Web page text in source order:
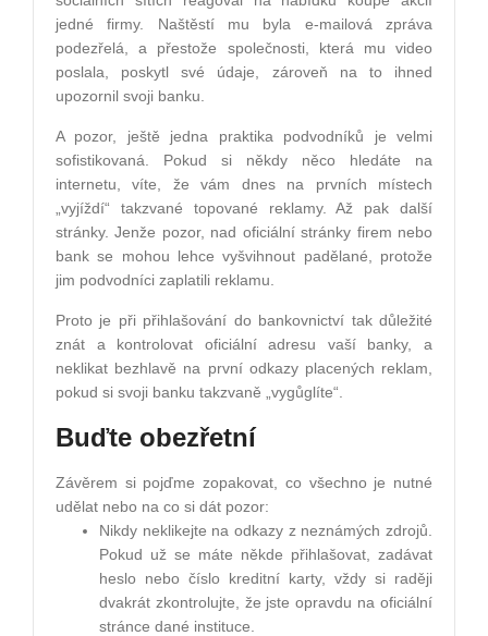
jedné firmy. Naštěstí mu byla e-mailová zpráva
podezřelá, a přestože společnosti, která mu video
poslala, poskytl své údaje, zároveň na to ihned
upozornil svoji banku.
A pozor, ještě jedna praktika podvodníků je velmi
sofistikovaná. Pokud si někdy něco hledáte na
internetu, víte, že vám dnes na prvních místech
„vyjíždí“ takzvané topované reklamy. Až pak další
stránky. Jenže pozor, nad oficiální stránky firem nebo
bank se mohou lehce vyšvihnout padělané, protože
jim podvodníci zaplatili reklamu.
Proto je při přihlašování do bankovnictví tak důležité
znát a kontrolovat oficiální adresu vaší banky, a
neklikat bezhlavě na první odkazy placených reklam,
pokud si svoji banku takzvaně „vygůglíte“.
Buďte obezřetní
Závěrem si pojďme zopakovat, co všechno je nutné
udělat nebo na co si dát pozor:
Nikdy neklikejte na odkazy z neznámých zdrojů.
Pokud už se máte někde přihlašovat, zadávat
heslo nebo číslo kreditní karty, vždy si raději
dvakrát zkontrolujte, že jste opravdu na oficiální
stránce dané instituce.